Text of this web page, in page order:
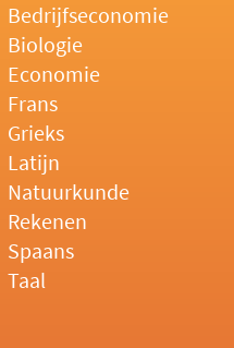
Bedrijfseconomie
Biologie
Economie
Frans
Grieks
Latijn
Natuurkunde
Rekenen
Spaans
Taal